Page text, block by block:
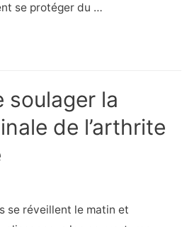
se protéger du …
soulager la
de l’arthrite
se réveillent le matin et